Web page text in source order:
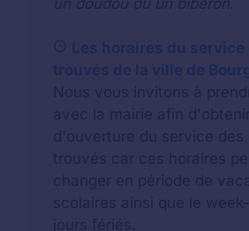
un doudou ou un biberon.
Les horaires du service
trouvés de la ville de
Nous vous invitons à
avec la mairie afin
d'ouverture du service des
trouvés car ces horaires
changer en période de
scolaires ainsi que le
jours fériés.